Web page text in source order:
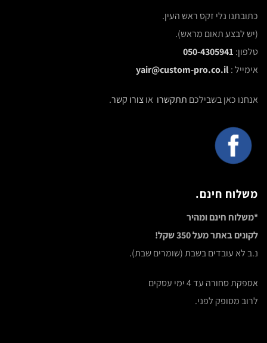
כתובתנו נלי זקס ראש העין.
(יש לבצע תאום מראש).
טלפון: 050-4305941
אימייל :yair@custom-pro.co.il
אנחנו כאן בשבילכם תתקשרו אוצורו קשר.
משלוח חינם.
*משלוח חינם ומהיר
לקונים באתר מעל 350 שקל!
נ.ב לא עובדים בשבת (שומרים שבת).
אספקת סחורה עד 4 ימי עסקים
לרוב מסופק לפני.